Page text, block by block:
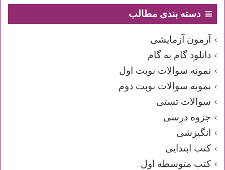
دسته بندی مطالب
آزمون آزمایشی
دانلود گام به گام
نمونه سوالات نوبت اول
نمونه سوالات نوبت دوم
سوالات تستی
جزوه درسی
انگیزشی
کتب ابتدایی
کتب متوسطه اول